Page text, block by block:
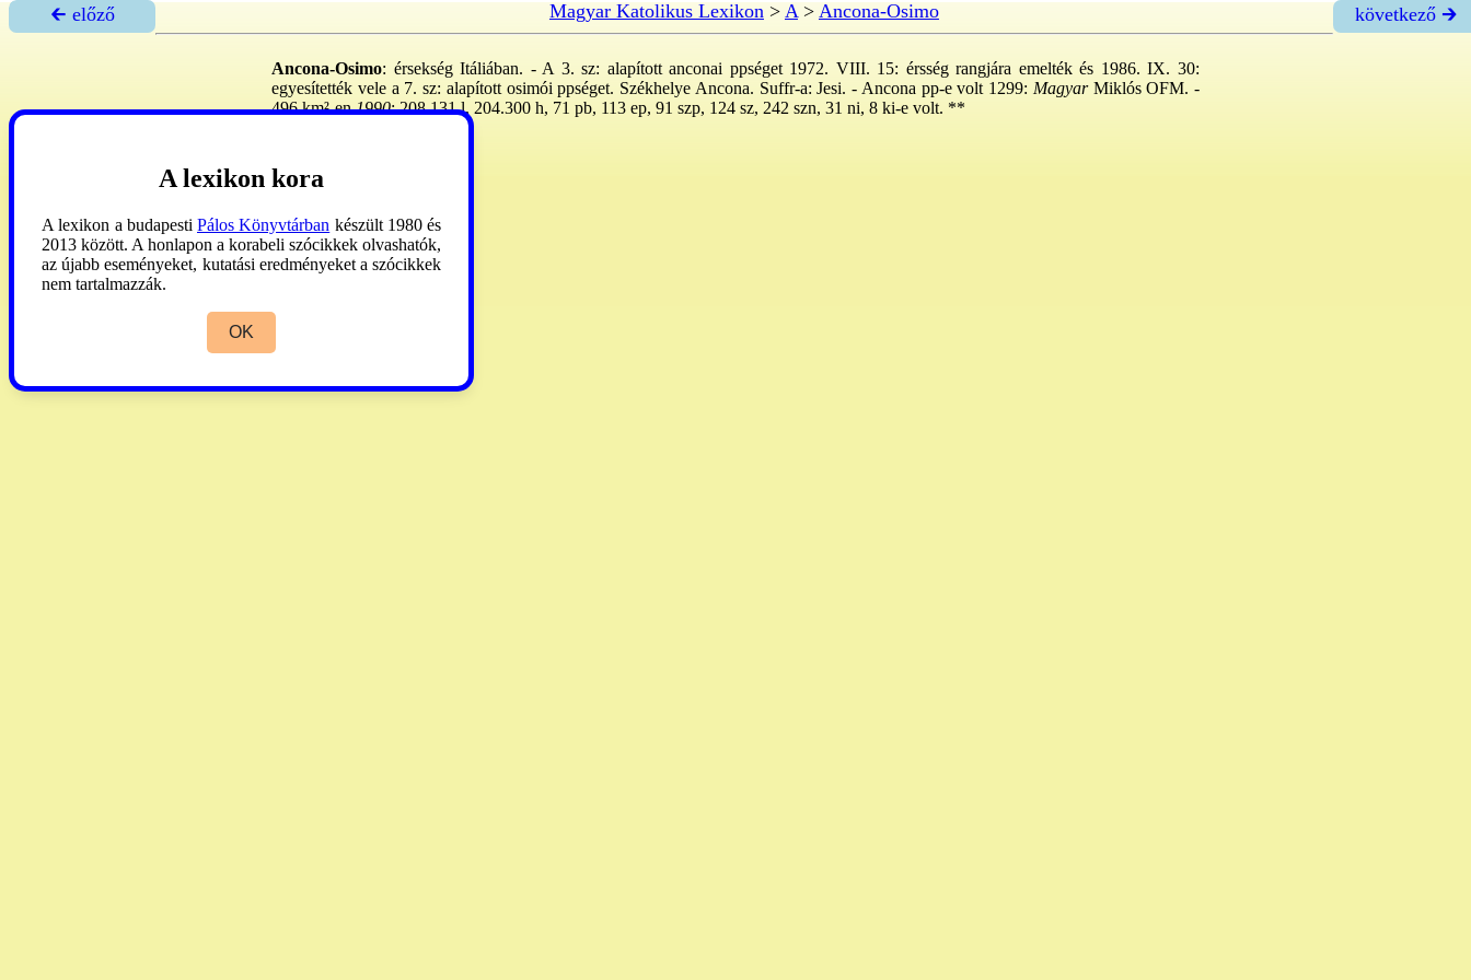
🡰 előző Magyar Katolikus Lexikon> A> Ancona-Osimo következő 🡲
Ancona-Osimo: érsekség Itáliában. - A 3. sz: alapított anconai ppséget 1972. VIII. 15: érsség rangjára emelték és 1986. IX. 30:
egyesítették vele a 7. sz: alapított osimói ppséget. Székhelye Ancona. Suffr-a: Jesi. - Ancona pp-e volt 1299: MagyarMiklós OFM. -
496 km²-en1990: 208.131 l, 204.300 h, 71 pb, 113 ep, 91 szp, 124 sz, 242 szn, 31 ni, 8 ki-e volt. **
A lexikon kora
A lexikon a budapesti Pálos Könyvtárban készült 1980 és
2013 között. A honlapon a korabeli szócikkek olvashatók,
az újabb eseményeket, kutatási eredményeket a szócikkek
nem tartalmazzák.
OK